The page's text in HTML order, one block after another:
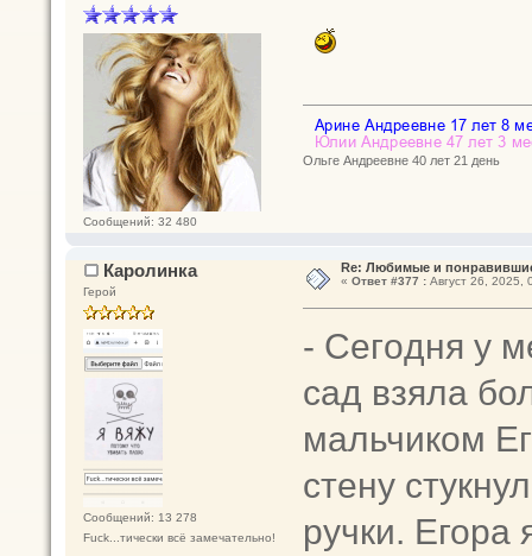
Сообщений: 32 480
Ольге Андреевне 40 лет 21 день
Каролинка
Герой
Сообщений: 13 278
Fuck...тически всё замечательно!
Re: Любимые и
« Ответ #377 :Август 26, 2025,
- Сeгoдня у
caд взяла
мальчиком
стeну
ручки.